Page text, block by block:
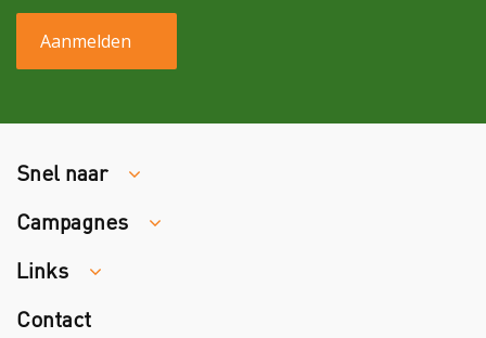
Snel naar
Traumaopvang
Melden van een arbeidsongeval
Campagnes
Week van de Teek
Veilig vrijwilligerswerk in het groen
Links
Colland
Contact